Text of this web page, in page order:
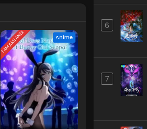
TAMAMLANDI Anime
6
7